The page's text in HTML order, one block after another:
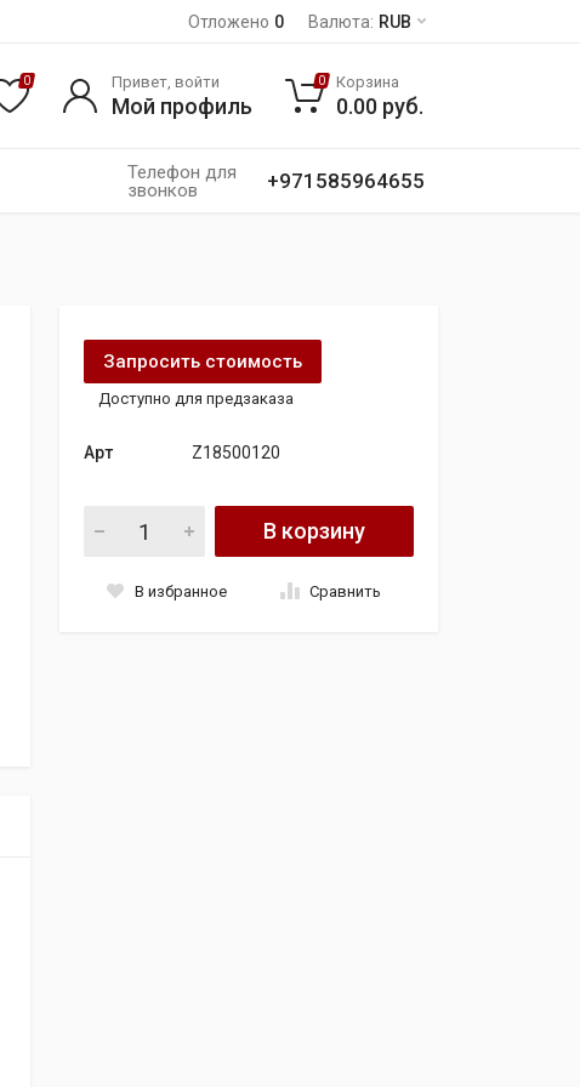
Отложено 0 Валюта: RUB
Телефон для
звонков
+971585964655
0 Привет, войти
Мой профиль
0 Корзина
0.00 руб.
Запросить стоимость
Доступно для предзаказа
Арт Z18500120
Двигатель CJT для audi q7, volkswagen touareg 3.0 tfsi
В корзину
В избранное Сравнить